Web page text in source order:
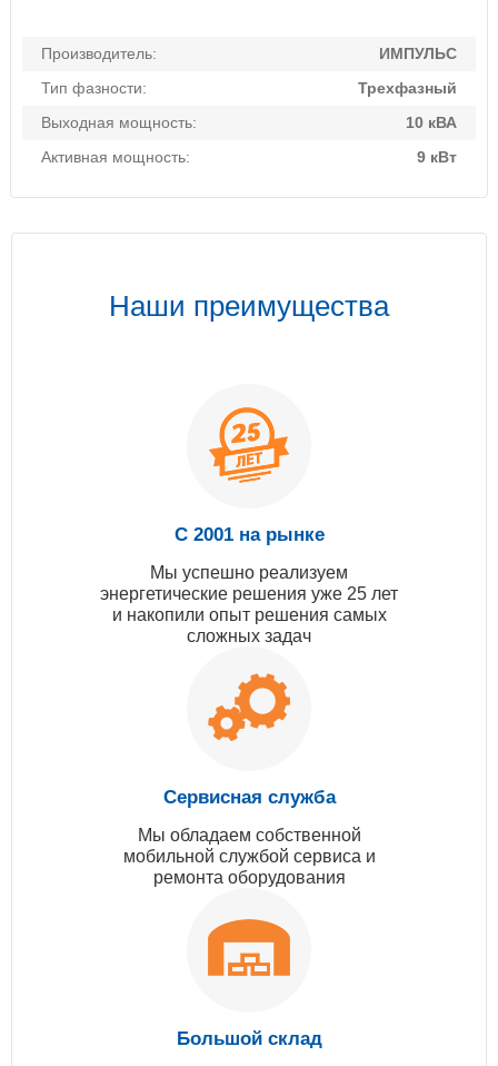
Производитель:
ИМПУЛЬС
Тип фазности:
Трехфазный
Выходная мощность:
10 кВА
Активная мощность:
9 кВт
Наши преимущества
С 2001 на рынке
Мы успешно реализуем
энергетические решения уже 25 лет
и накопили опыт решения самых
сложных задач
Сервисная служба
Мы обладаем собственной
мобильной службой сервиса и
ремонта оборудования
Большой склад